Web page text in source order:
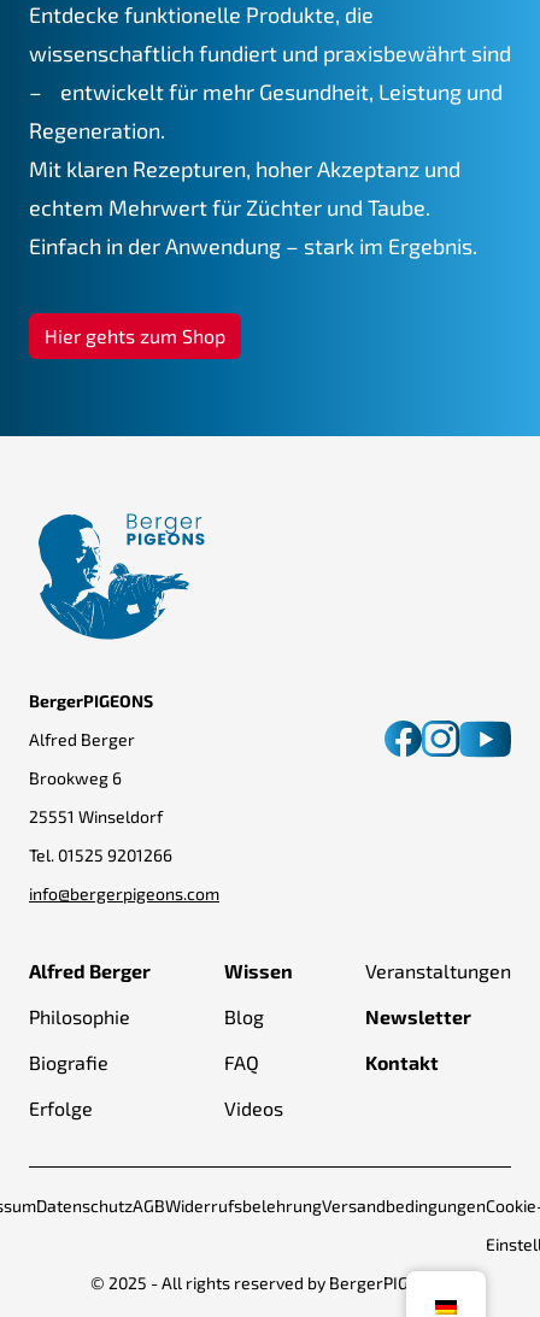
Entdecke funktionelle Produkte, die
wissenschaftlich fundiert und praxisbewährt sind
– entwickelt für mehr Gesundheit, Leistung und
Regeneration.
Mit klaren Rezepturen, hoher Akzeptanz und
echtem Mehrwert für Züchter und Taube.
Einfach in der Anwendung – stark im Ergebnis.
Hier gehts zum Shop
BergerPIGEONS
Alfred Berger
Brookweg 6
25551 Winseldorf
Tel. 01525 9201266
info@bergerpigeons.com
Alfred Berger
Philosophie
Biografie
Erfolge
Wissen
Blog
FAQ
Videos
Veranstaltungen
Newsletter
Kontakt
DatenschutzAGBWiderrufsbelehrungVersandbedingungen
© 2025 - All rights reserved by BergerPIGEONS